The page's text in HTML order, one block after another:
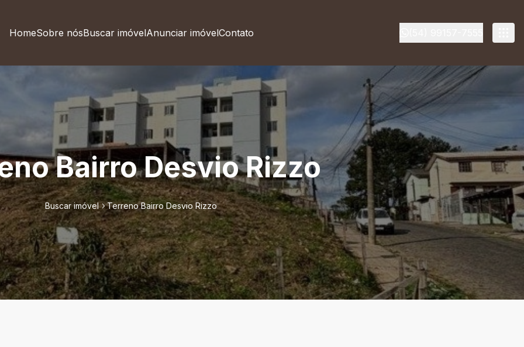
HomeSobre nósBuscar imóvelAnunciar imóvelContato
Bairro Desvio Rizzo
Buscar imóvel Terreno Bairro Desvio Rizzo